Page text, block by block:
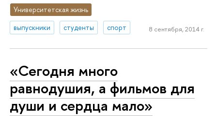
Университетская жизнь
выпускники
студенты спорт 8 сентября, 2014 г.
«Сегодня много
равнодушия, а фильмов для
души и сердца мало»